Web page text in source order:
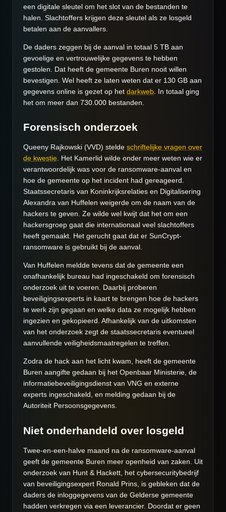
een digitale sleutel om het slot van de bestanden te
halen. Slachtoffers krijgen deze sleutel als ze losgeld
betalen aan de aanvallers.
De daders zeggen bij de aanval in totaal 5 TB aan
gevoelige en vertrouwelijke gegevens te hebben
gestolen. Dat heeft de gemeente Buren nooit willen
bevestigen. Wel heeft ze laten weten dat er 130 GB aan
gegevens online is gezet op het darkweb . In totaal ging
het om meer dan 730.000 bestanden.
Forensisch onderzoek
Queeny Rajkowski (VVD) stelde schriftelijke vragen over
de kwestie. Het Kamerlid wilde onder meer weten wie er
verantwoordelijk was voor de ransomware-aanval en
hoe de gemeente op het incident had gereageerd.
Staatssecretaris van Koninkrijksrelaties en Digitalisering
Alexandra van Huffelen weigerde om de naam van de
hackers te geven. Ze wilde wel kwijt dat het om een
hackersgroep gaat die internationaal veel slachtoffers
heeft gemaakt. Het gerucht gaat dat er SunCrypt-
ransomware is gebruikt bij de aanval.
Van Huffelen meldde tevens dat de gemeente een
onafhankelijk bureau had ingeschakeld om forensisch
onderzoek uit te voeren. Daarbij proberen
beveiligingsexperts in kaart te brengen hoe de hackers
te werk zijn gegaan en welke data ze mogelijk hebben
ingezien en gekopieerd. Afhankelijk van de uitkomsten
van het onderzoek zegt de staatssecretaris eventueel
aanvullende veiligheidsmaatregelen te treffen.
Zodra de hack aan het licht kwam, heeft de gemeente
Buren aangifte gedaan bij het Openbaar Ministerie, de
informatiebeveiligingsdienst van VNG en externe
experts ingeschakeld, en melding gedaan bij de
Autoriteit Persoonsgegevens.
Niet onderhandeld over losgeld
Twee-en-een-halve maand na de ransomware-aanval
geeft de gemeente Buren meer openheid van zaken. Uit
onderzoek van Hunt & Hackett, het cybersecuritybedrijf
van beveiligingsexpert Ronald Prins, is gebleken dat de
daders de inloggegevens van de Gelderse gemeente
hadden verkregen via een leverancier. Doordat er geen